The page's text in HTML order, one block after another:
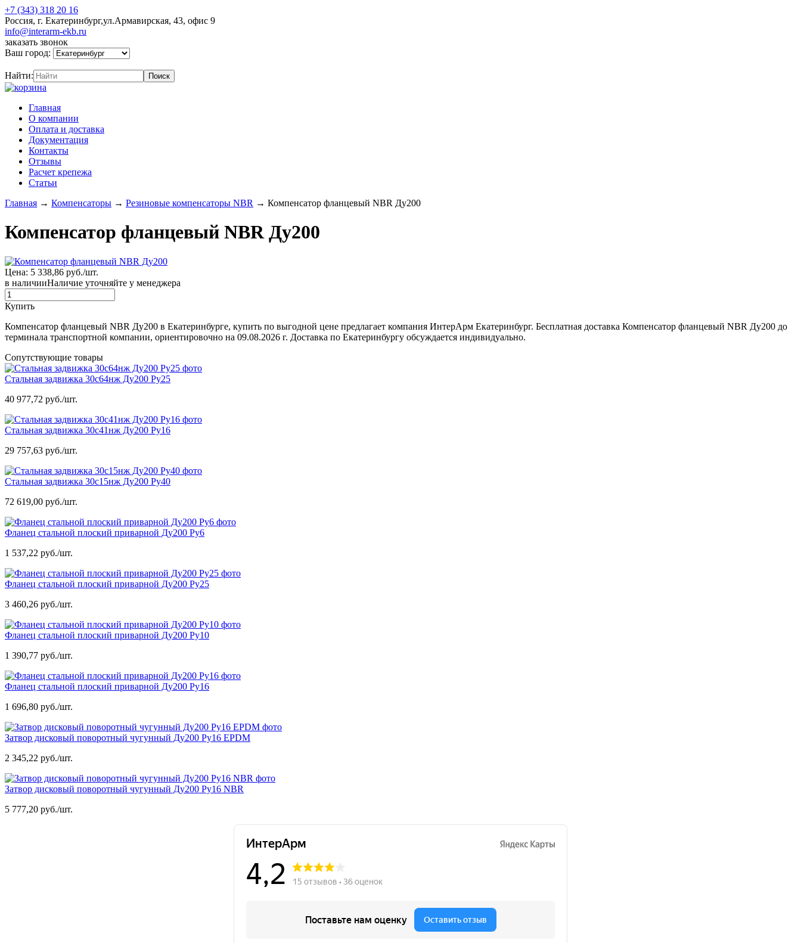
+7 (343) 318 20 16
Россия, г. Екатеринбург,ул.Армавирская, 43, офис 9
info@interarm-ekb.ru
заказать звонок
Ваш город:
Найти:
Главная
О компании
Оплата и доставка
Документация
Контакты
Отзывы
Расчет крепежа
Статьи
Главная → Компенсаторы → Резиновые компенсаторы NBR → Компенсатор фланцевый NBR Ду200
Компенсатор фланцевый NBR Ду200
Цена: 5 338,86 руб./шт.
в наличииНаличие уточняйте у менеджера
Купить
Компенсатор фланцевый NBR Ду200 в Екатеринбурге, купить по выгодной цене предлагает компания ИнтерАрм Екатеринбург. Бесплатная доставка Компенсатор фланцевый NBR Ду200 до
терминала транспортной компании, ориентировочно на 09.08.2026 г. Доставка по Екатеринбургу обсуждается индивидуально.
Сопутствующие товары
Стальная задвижка 30с64нж Ду200 Ру25
40 977,72 руб./шт.
Стальная задвижка 30с41нж Ду200 Ру16
29 757,63 руб./шт.
Стальная задвижка 30с15нж Ду200 Ру40
72 619,00 руб./шт.
Фланец стальной плоский приварной Ду200 Ру6
1 537,22 руб./шт.
Фланец стальной плоский приварной Ду200 Ру25
3 460,26 руб./шт.
Фланец стальной плоский приварной Ду200 Ру10
1 390,77 руб./шт.
Фланец стальной плоский приварной Ду200 Ру16
1 696,80 руб./шт.
Затвор дисковый поворотный чугунный Ду200 Ру16 EPDM
2 345,22 руб./шт.
Затвор дисковый поворотный чугунный Ду200 Ру16 NBR
5 777,20 руб./шт.